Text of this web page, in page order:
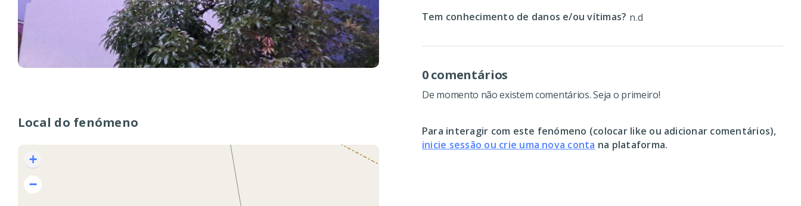
Local do fenómeno
+
−
Tem conhecimento de danos e/ou vítimas? n.d
0 comentários
De momento não existem comentários. Seja o primeiro!
Para interagir com este fenómeno (colocar like ou adicionar comentários),
inicie sessão ou crie uma nova conta na plataforma.